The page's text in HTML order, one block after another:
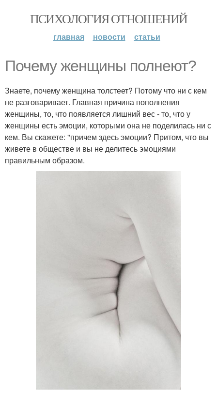
ПСИХОЛОГИЯ ОТНОШЕНИЙ
главная новости статьи
Почему женщины полнеют?
Знаете, почему женщина толстеет? Потому что ни с кем
не разговаривает. Главная причина пополнения
женщины, то, что появляется лишний вес - то, что у
женщины есть эмоции, которыми она не поделилась ни с
кем. Вы скажете: "причем здесь эмоции? Притом, что вы
живете в обществе и вы не делитесь эмоциями
правильным образом.